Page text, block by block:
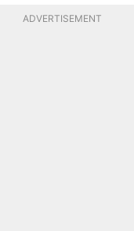
ADVERTISEMENT